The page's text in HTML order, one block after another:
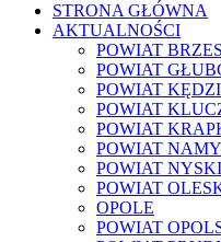
STRONA GŁÓWNA
AKTUALNOŚCI
POWIAT
POWIAT
POWIAT
POWIAT
POWIAT
POWIAT
POWIAT NYSKI
POWIAT
OPOLE
POWIAT